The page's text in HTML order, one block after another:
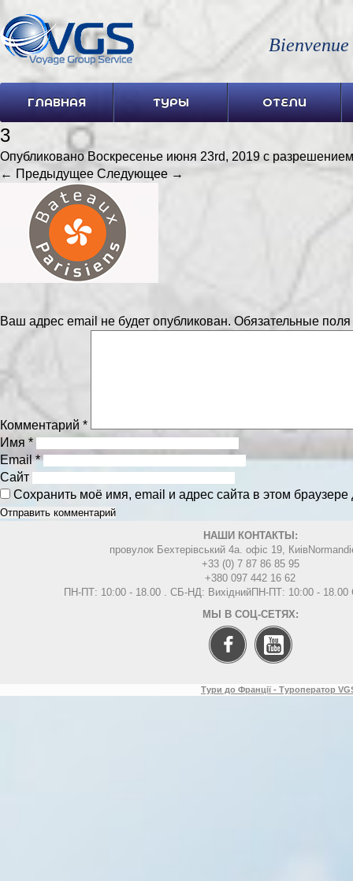
ГЛАВНАЯ ТУРЫ ОТЕЛИ
3
ОпубликованоВоскресенье июня 23rd, 2019 с
← Предыдущее Следующее →
Ваш адрес email не будет опубликован. Обязательные
Комментарий *
Имя *
Email*
Сайт
Сохранить моё имя, email и адрес сайта в этом
НАШИ КОНТАКТЫ:
провулок Бехтерівський 4а. офіс 19, Киів
+33 (0) 7 87 86 85 95
+380 097 442 16 62
ПН-ПТ: 10:00 - 18.00 . СБ-НД: ВихіднийПН-ПТ: 10:00 -
МЫ В СОЦ-СЕТЯХ:
Тури до Франції - Туроператор